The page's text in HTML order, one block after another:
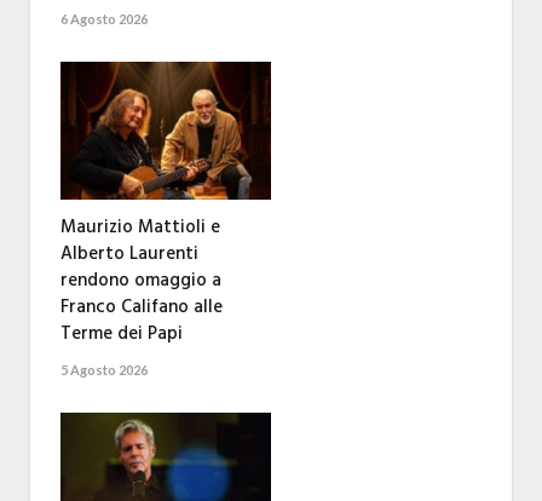
6 Agosto 2026
Maurizio Mattioli e
Alberto Laurenti
rendono omaggio a
Franco Califano alle
Terme dei Papi
5 Agosto 2026